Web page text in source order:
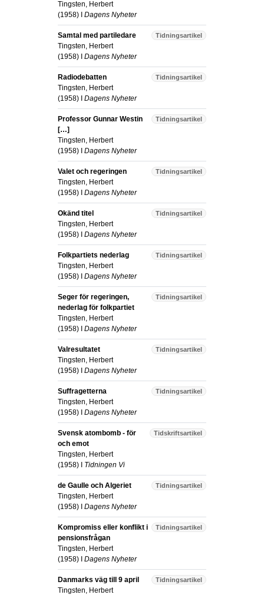
Tingsten, Herbert
(1958) I Dagens Nyheter
Tidningsartikel
Samtal med partiledare
Tingsten, Herbert
(1958) I Dagens Nyheter
Tidningsartikel
Radiodebatten
Tingsten, Herbert
(1958) I Dagens Nyheter
Tidningsartikel
Professor Gunnar Westin
[…]
Tingsten, Herbert
(1958) I Dagens Nyheter
Tidningsartikel
Valet och regeringen
Tingsten, Herbert
(1958) I Dagens Nyheter
Tidningsartikel
Okänd titel
Tingsten, Herbert
(1958) I Dagens Nyheter
Tidningsartikel
Folkpartiets nederlag
Tingsten, Herbert
(1958) I Dagens Nyheter
Tidningsartikel
Seger för regeringen,
nederlag för folkpartiet
Tingsten, Herbert
(1958) I Dagens Nyheter
Tidningsartikel
Valresultatet
Tingsten, Herbert
(1958) I Dagens Nyheter
Tidningsartikel
Suffragetterna
Tingsten, Herbert
(1958) I Dagens Nyheter
Tidskriftsartikel
Svensk atombomb - för
och emot
Tingsten, Herbert
(1958) I Tidningen Vi
Tidningsartikel
de Gaulle och Algeriet
Tingsten, Herbert
(1958) I Dagens Nyheter
Tidningsartikel
Kompromiss eller konflikt i
pensionsfrågan
Tingsten, Herbert
(1958) I Dagens Nyheter
Tidningsartikel
Danmarks väg till 9 april
Tingsten, Herbert